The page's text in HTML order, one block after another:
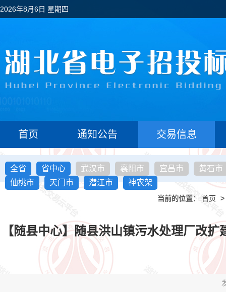
2026年8月6日 星期四
首页 通知公告 交易信息
全省 省中心 武汉市 襄阳市 宜昌市
黄石市
仙桃市
天门市 潜江市 神农架
当前的位置： 首页 >
【随县中心】随县洪山镇污水处理厂改